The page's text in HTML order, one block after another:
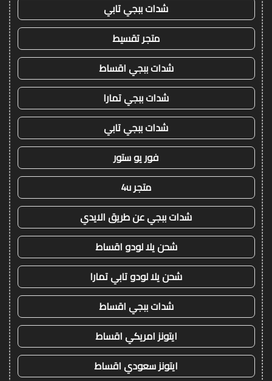
شدات ببجي تابي
متجر تقسيط
شدات ببجي اقساط
شدات ببجي تمارا
شدات ببجي تابي
فور يو ستور
متجر 4u
شدات ببجي عن طريق الايدي
شحن يلا لودو اقساط
شحن يلا لودو تابي تمارا
شدات ببجي اقساط
ايتونز امريكي اقساط
ايتونز سعودي اقساط